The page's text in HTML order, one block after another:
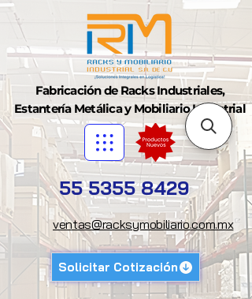
Fabricación de Racks Industriales,
Estantería Metálica y Mobiliario Industrial
55 5355 8429
ventas@racksymobiliario.com.mx
Solicitar Cotización